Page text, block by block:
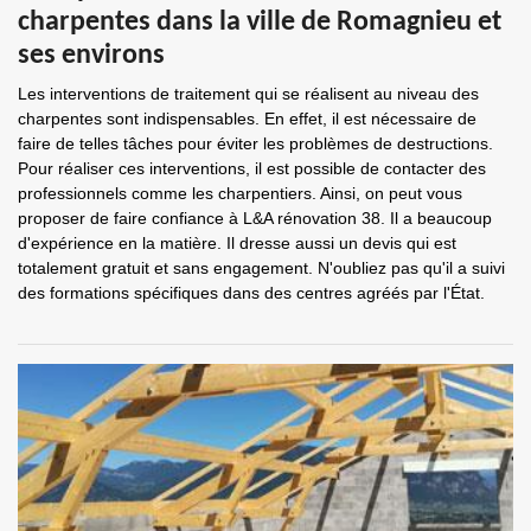
charpentes dans la ville de Romagnieu et
ses environs
Les interventions de traitement qui se réalisent au niveau des
charpentes sont indispensables. En effet, il est nécessaire de
faire de telles tâches pour éviter les problèmes de destructions.
Pour réaliser ces interventions, il est possible de contacter des
professionnels comme les charpentiers. Ainsi, on peut vous
proposer de faire confiance à L&A rénovation 38. Il a beaucoup
d'expérience en la matière. Il dresse aussi un devis qui est
totalement gratuit et sans engagement. N'oubliez pas qu'il a suivi
des formations spécifiques dans des centres agréés par l'État.